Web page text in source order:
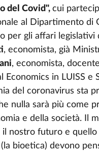
del Covid", cui
al Dipartimento di
per gli affari legislativi
, economista, già
, economista,
Economics in LUISS e
del coronavirus sta
nulla sarà più come
e della società. Il
nostro futuro e
(la bioetica) devono